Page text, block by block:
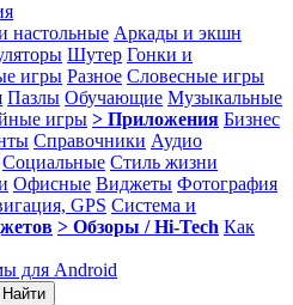
настольные Аркады и экшн
Шутер Гонки и
игры Разное Словесные игры
Пазлы Обучающие Музыкальные
игры > Приложения Бизнес
Справочники Аудио
Социальные Стиль жизни
Офисные Виджеты Фотография
GPS Система и
> Обзоры / Hi-Tech Как
для Android
Найти